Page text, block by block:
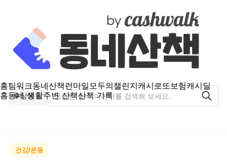
홈팀워크동네산책런마일모두의챌린지캐시로또보험캐시딜
홈동네 생활주변 산책산책 기록
상동
건강/운동